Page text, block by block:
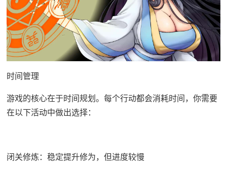
时间管理
游戏的核心在于时间规划。每个行动都会消耗时间，你需要
在以下活动中做出选择：
闭关修炼：稳定提升修为，但进度较慢